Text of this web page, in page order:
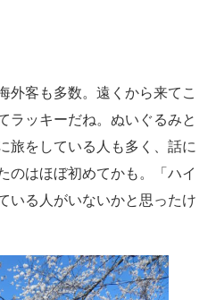
外客も多数。遠くから来てこ
ラッキーだね。ぬいぐるみと
旅をしている人も多く、話に
のはほぼ初めてかも。「ハイ
いる人がいないかと思ったけ